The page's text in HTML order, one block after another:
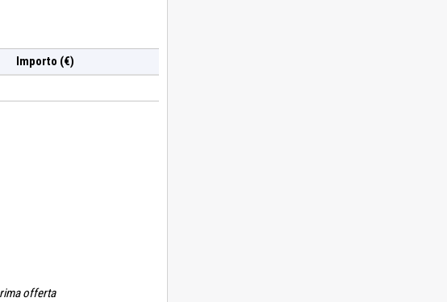
Importo (€)
offerta